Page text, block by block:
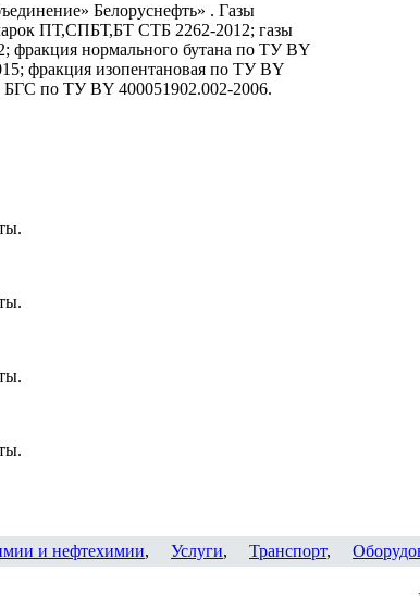
Белоруснефть» . Газы
ПТ,СПБТ,БТ СТБ 2262-2012; газы
нормального бутана по ТУ BY
фракция изопентановая по ТУ BY
БГС по ТУ BY 400051902.002-2006.
и нефтехимии, Услуги, Транспорт,